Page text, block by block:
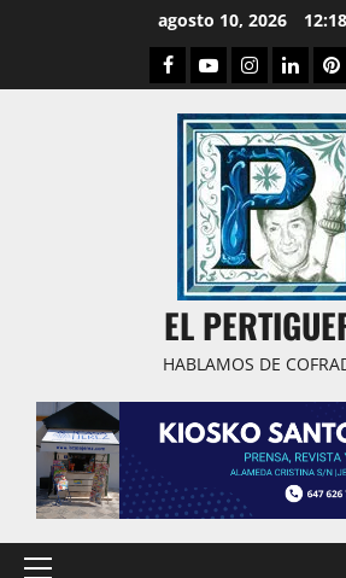
agosto 10, 2026
Facebook
YoutubeInstagram
Linked
EL
HABLAMOS DE